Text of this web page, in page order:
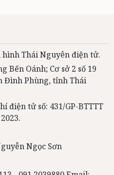
Thái Nguyên điện tử.
Bến Oánh; Cơ sở 2 số 19
Đình Phùng, tỉnh Thái
điện tử số: 431/GP-BTTTT
Ngọc Sơn